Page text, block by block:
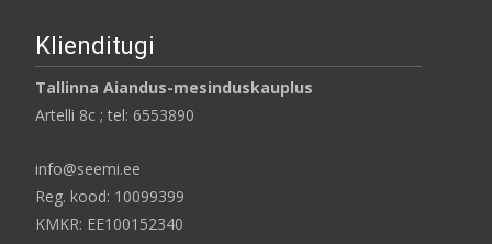
Klienditugi
Tallinna Aiandus-mesinduskauplus
Artelli 8c ; tel: 6553890
info@seemi.ee
Reg. kood: 10099399
KMKR: EE100152340